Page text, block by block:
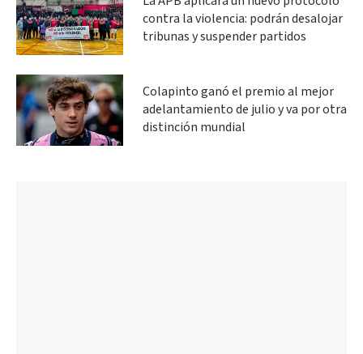
contra la violencia: podrán desalojar
tribunas y suspender partidos
Colapinto ganó el premio al mejor
adelantamiento de julio y va por otra
distinción mundial